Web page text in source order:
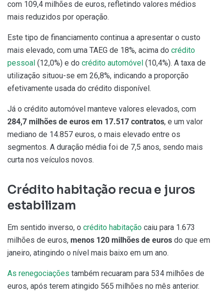
com 109,4 milhões de euros, refletindo valores médios
mais reduzidos por operação.
Este tipo de financiamento continua a apresentar o custo
mais elevado, com uma TAEG de 18%, acima do crédito
pessoal (12,0%) e do crédito automóvel (10,4%). A taxa de
utilização situou-se em 26,8%, indicando a proporção
efetivamente usada do crédito disponível.
Já o crédito automóvel manteve valores elevados, com
284,7 milhões de euros em 17.517 contratos, e um valor
mediano de 14.857 euros, o mais elevado entre os
segmentos. A duração média foi de 7,5 anos, sendo mais
curta nos veículos novos.
Crédito habitação recua e juros
estabilizam
Em sentido inverso, o crédito habitação caiu para 1.673
milhões de euros, menos 120 milhões de euros do que em
janeiro, atingindo o nível mais baixo em um ano.
As renegociações também recuaram para 534 milhões de
euros, após terem atingido 565 milhões no mês anterior.